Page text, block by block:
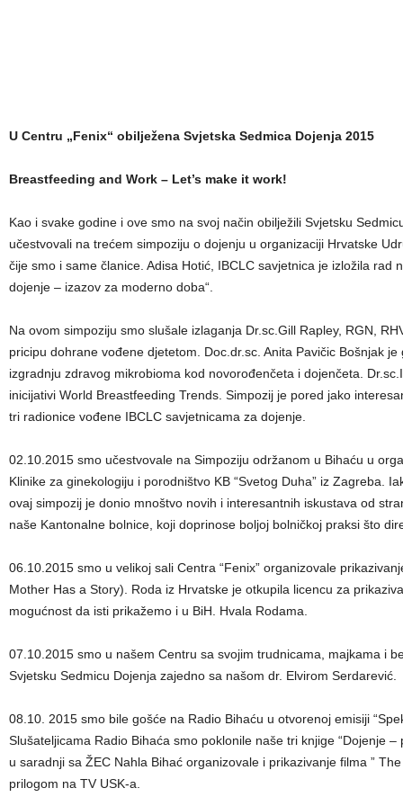
U Centru „Fenix“ obilježena Svjetska Sedmica Dojenja 2015
Breastfeeding and Work – Let’s make it work!
Kao i svake godine i ove smo na svoj način obilježili Svjetsku
učestvovali na trećem simpoziju o dojenju u organizaciji Hrvatske
čije smo i same članice. Adisa Hotić, IBCLC savjetnica je izložila rad
dojenje – izazov za moderno doba“.
Na ovom simpoziju smo slušale izlaganja Dr.sc.Gill Rapley, RGN,
pricipu dohrane vođene djetetom. Doc.dr.sc. Anita Pavičic Bošnjak
izgradnju zdravog mikrobioma kod novorođenčeta i dojenčeta.
inicijativi World Breastfeeding Trends. Simpozij je pored jako
tri radionice vođene IBCLC savjetnicama za dojenje.
02.10.2015 smo učestvovale na Simpoziju održanom u Bihaću u
Klinike za ginekologiju i porodništvo KB “Svetog Duha” iz Zagreba.
ovaj simpozij je donio mnoštvo novih i interesantnih iskustava od
naše Kantonalne bolnice, koji doprinose boljoj bolničkoj praksi što
06.10.2015 smo u velikoj sali Centra “Fenix” organizovale
Mother Has a Story). Roda iz Hrvatske je otkupila licencu za
mogućnost da isti prikažemo i u BiH. Hvala Rodama.
07.10.2015 smo u našem Centru sa svojim trudnicama, majkama i
Svjetsku Sedmicu Dojenja zajedno sa našom dr. Elvirom Serdarević.
08.10. 2015 smo bile gošće na Radio Bihaću u otvorenoj emisiji
Slušateljicama Radio Bihaća smo poklonile naše tri knjige “Dojenje –
u saradnji sa ŽEC Nahla Bihać organizovale i prikazivanje filma ”
prilogom na TV USK-a.